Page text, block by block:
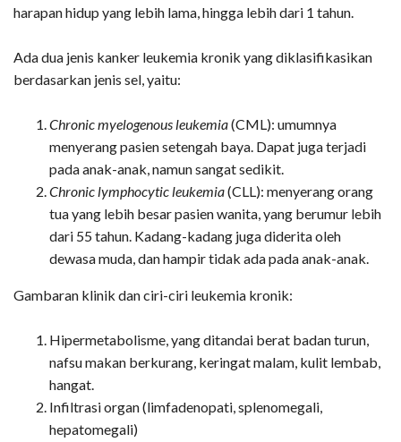
harapan hidup yang lebih lama, hingga lebih dari 1 tahun.
Ada dua jenis kanker leukemia kronik yang diklasifikasikan
berdasarkan jenis sel, yaitu:
Chronic myelogenous leukemia(CML): umumnya
menyerang pasien setengah baya. Dapat juga terjadi
pada anak-anak, namun sangat sedikit.
Chronic lymphocytic leukemia(CLL): menyerang orang
tua yang lebih besar pasien wanita, yang berumur lebih
dari 55 tahun. Kadang-kadang juga diderita oleh
dewasa muda, dan hampir tidak ada pada anak-anak.
Gambaran klinik dan ciri-ciri leukemia kronik:
Hipermetabolisme, yang ditandai berat badan turun,
nafsu makan berkurang, keringat malam, kulit lembab,
hangat.
Infiltrasi organ (limfadenopati, splenomegali,
hepatomegali)